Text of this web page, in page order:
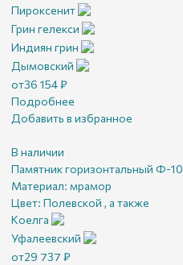
Пироксенит
Грин гелекси
Индиян грин
Дымовский
от36 154₽
Подробнее
Добавить в избранное
В наличии
Памятник горизонтальный Ф-10
Материал: мрамор
Цвет: Полевской , а также
Коелга
Уфалеевский
от29 737 ₽